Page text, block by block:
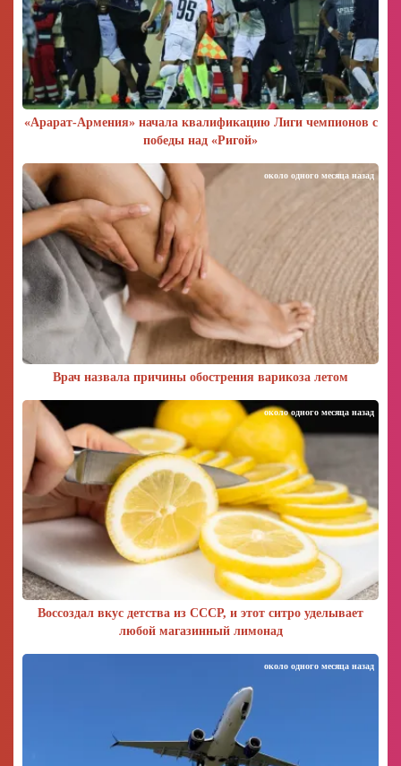
«Арарат‑Армения» начала квалификацию Лиги чемпионов с
победы над «Ригой»
Врач назвала причины обострения варикоза летом
около одного месяца назад
Воссоздал вкус детства из СССР, и этот ситро уделывает
любой магазинный лимонад
около одного месяца назад
около одного месяца назад